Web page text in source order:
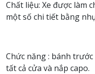
Chất liệu: Xe được làm
một số chi tiết bằng
Chức năng : bánh
tất cả cửa và nắp capo.